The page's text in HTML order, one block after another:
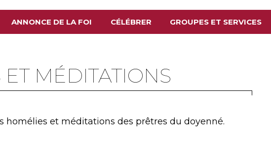
ANNONCE DE LA FOI CÉLÉBRER GROUPES ET SERVICES
MÉDITATIONS
homélies et méditations des prêtres du doyenné.